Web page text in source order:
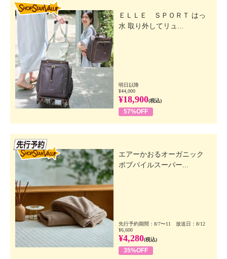
ＥＬＬＥ ＳＰＯＲＴ はっ
水 取り外してリュ...
明日以降
¥44,000
¥18,900(税込)
57%OFF
エアーかおるオーガニック
ボブパイルスーパー...
先行予約期間：8/7〜11 放送日：8/12
¥6,600
¥4,280(税込)
35%OFF